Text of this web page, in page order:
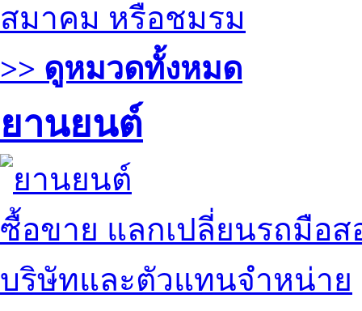
สมาคม หรือชมรม
>> ดูหมวดทั้งหมด
ยานยนต์
ซื้อขาย แลกเปลี่ยนรถมือส
บริษัทและตัวแทนจำหน่าย